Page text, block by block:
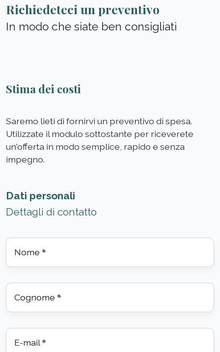
Richiedeteci un preventivo
In modo che siate ben consigliati
Stima dei costi
Saremo lieti di fornirvi un preventivo di spesa.
Utilizzate il modulo sottostante per riceverete
un'offerta in modo semplice, rapido e senza
impegno.
Dati personali
Dettagli di contatto
Nome *
Cognome *
E-mail *